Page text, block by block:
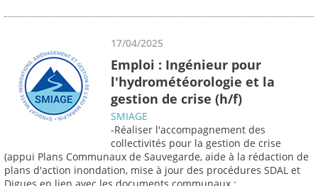
17/04/2025
Emploi : Ingénieur pour
l'hydrométéorologie et la
gestion de crise (h/f)
SMIAGE
-Réaliser l'accompagnement des
collectivités pour la gestion de crise
(appui Plans Communaux de Sauvegarde, aide à la rédaction de
plans d'action inondation, mise à jour des procédures SDAL et